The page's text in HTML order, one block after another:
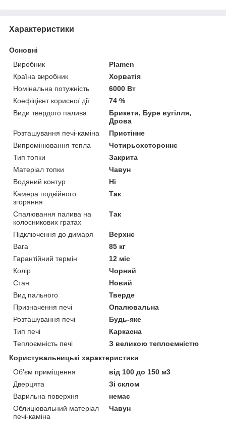
Характеристики
Основні
Виробник
Plamen
Країна виробник
Хорватія
Номінальна потужність
6000 Вт
Коефіцієнт корисної дії
74 %
Види твердого палива
Брикети, Буре вугілля,
Дрова
Розташування печі-каміна
Пристінне
Випромінювання тепла
Чотирьохстороннє
Тип топки
Закрита
Матеріал топки
Чавун
Водяний контур
Ні
Камера подвійного
згоряння
Так
Спалювання палива на
колосникових гратах
Так
Підключення до димаря
Верхнє
Вага
85 кг
Гарантійний термін
12 міс
Колір
Чорний
Стан
Новий
Вид пального
Тверде
Призначення печі
Опалювальна
Розташування печі
Будь-яке
Тип печі
Каркасна
Теплоємність печі
З великою теплоємністю
Користувальницькі характеристики
Об'єм приміщення
від 100 до 150 м3
Дверцята
Зі склом
Варильна поверхня
немає
Облицювальний матеріал
печі-каміна
Чавун